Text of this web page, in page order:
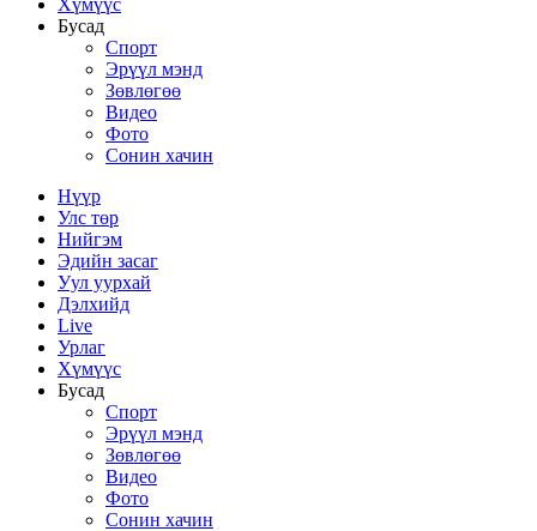
Хүмүүс
Бусад
Спорт
Эрүүл мэнд
Зөвлөгөө
Видео
Фото
Сонин хачин
Нүүр
Улс төр
Нийгэм
Эдийн засаг
Уул уурхай
Дэлхийд
Live
Урлаг
Хүмүүс
Бусад
Спорт
Эрүүл мэнд
Зөвлөгөө
Видео
Фото
Сонин хачин